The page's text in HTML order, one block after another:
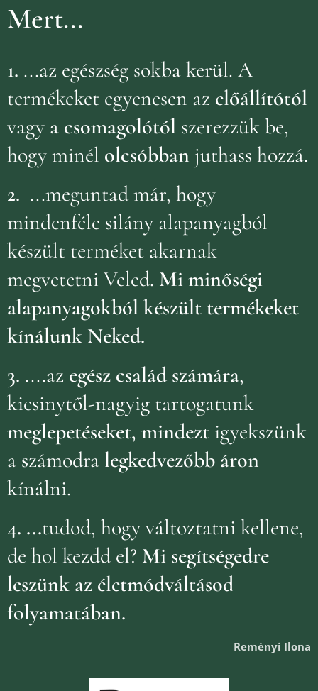
Mert...
1. ...az egészség sokba kerül. A
termékeket egyenesen az előállítótól
vagy a csomagolótól szerezzük be,
hogy minél olcsóbban juthass hozzá.
2. ...meguntad már, hogy
mindenféle silány alapanyagból
készült terméket akarnak
megvetetni Veled. Mi minőségi
alapanyagokból készült termékeket
kínálunk Neked.
3. ....az egész család számára,
kicsinytől-nagyig tartogatunk
meglepetéseket, mindezt igyekszünk
a számodralegkedvezőbb áron
kínálni.
4. ...tudod, hogy változtatni kellene,
de hol kezdd el? Mi segítségedre
leszünk az életmódváltásod
folyamatában.
Reményi Ilona